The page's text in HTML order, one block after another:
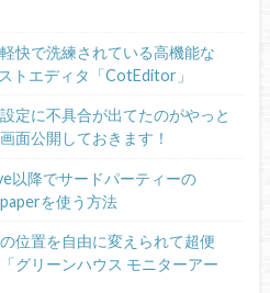
軽快で洗練されている高機能な
トエディタ「CotEditor」
定に不具合が出てたのがやっと
面公開しておきます！
以降でサードパーティーの
を使う方法
位置を自由に変えられて超便
グリーンハウス モニターアー